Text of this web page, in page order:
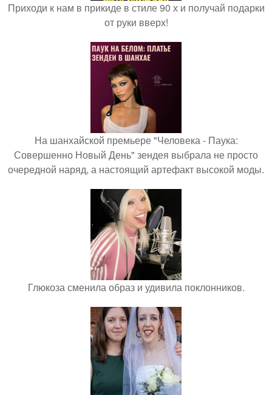
Приходи к нам в прикиде в стиле 90 х и получай подарки
от руки вверх!
На шанхайской премьере "Человека - Паука:
Совершенно Новый День" зендея выбрала не просто
очередной наряд, а настоящий артефакт высокой моды.
Глюкоза сменила образ и удивила поклонников.